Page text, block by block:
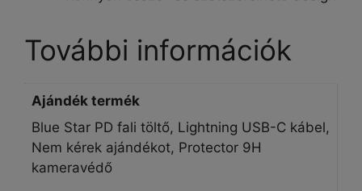
További információk
Ajándék termék
Blue Star PD fali töltő, Lightning USB-C kábel,
Nem kérek ajándékot, Protector 9H
kameravédő